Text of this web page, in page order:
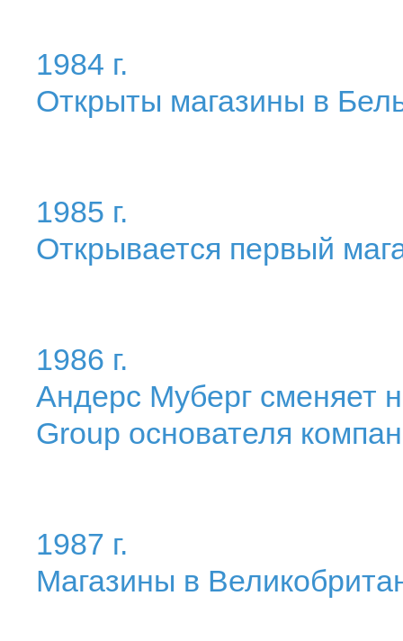
1984 г.
Открыты магазины в
1985 г.
Открывается первый
1986 г.
Андерс Муберг сменяет
Group основателя
1987 г.
Магазины в